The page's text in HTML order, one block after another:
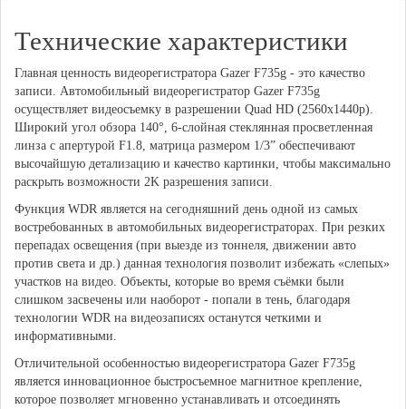
Технические характеристики
Главная ценность видеорегистратора Gazer F735g - это качество
записи. Автомобильный видеорегистратор Gazer F735g
осуществляет видеосъемку в разрешении Quad HD (2560x1440p).
Широкий угол обзора 140°, 6-слойная стеклянная просветленная
линза с апертурой F1.8, матрица размером 1/3” обеспечивают
высочайшую детализацию и качество картинки, чтобы максимально
раскрыть возможности 2K разрешения записи.
Функция WDR является на сегодняшний день одной из самых
востребованных в автомобильных видеорегистраторах. При резких
перепадах освещения (при выезде из тоннеля, движении авто
против света и др.) данная технология позволит избежать «слепых»
участков на видео. Объекты, которые во время съёмки были
слишком засвечены или наоборот - попали в тень, благодаря
технологии WDR на видеозаписях останутся четкими и
информативными.
Отличительной особенностью видеорегистратора Gazer F735g
является инновационное быстросъемное магнитное крепление,
которое позволяет мгновенно устанавливать и отсоединять